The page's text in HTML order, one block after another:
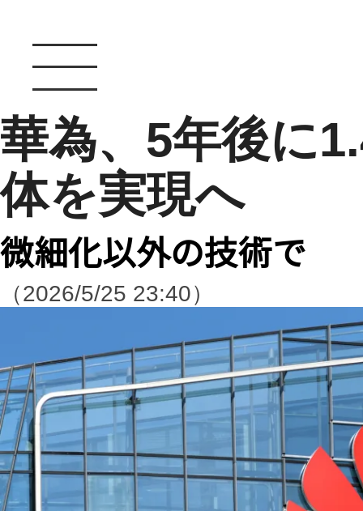
華為、5年後に
体を実現へ
微細化以外の技術で
（2026/5/25 23:40）